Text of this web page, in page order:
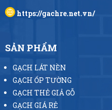
https://gachre.net.vn/
SẢN PHẨM
GẠCH LÁT NỀN
GẠCH ỐP TƯỜNG
GẠCH THẺ GIẢ GỖ
GẠCH GIÁ RẺ